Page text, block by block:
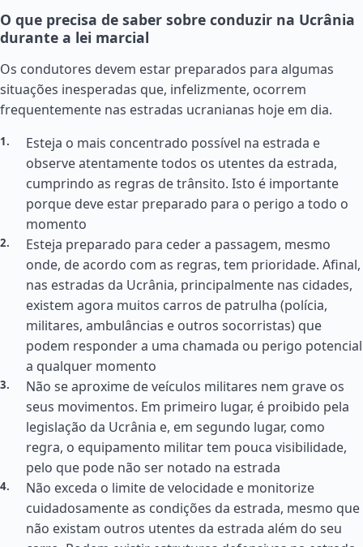
O que precisa de saber sobre conduzir na Ucrânia
durante a lei marcial
Os condutores devem estar preparados para algumas
situações inesperadas que, infelizmente, ocorrem
frequentemente nas estradas ucranianas hoje em dia.
Esteja o mais concentrado possível na estrada e
observe atentamente todos os utentes da estrada,
cumprindo as regras de trânsito. Isto é importante
porque deve estar preparado para o perigo a todo o
momento
Esteja preparado para ceder a passagem, mesmo
onde, de acordo com as regras, tem prioridade. Afinal,
nas estradas da Ucrânia, principalmente nas cidades,
existem agora muitos carros de patrulha (polícia,
militares, ambulâncias e outros socorristas) que
podem responder a uma chamada ou perigo potencial
a qualquer momento
Não se aproxime de veículos militares nem grave os
seus movimentos. Em primeiro lugar, é proibido pela
legislação da Ucrânia e, em segundo lugar, como
regra, o equipamento militar tem pouca visibilidade,
pelo que pode não ser notado na estrada
Não exceda o limite de velocidade e monitorize
cuidadosamente as condições da estrada, mesmo que
não existam outros utentes da estrada além do seu